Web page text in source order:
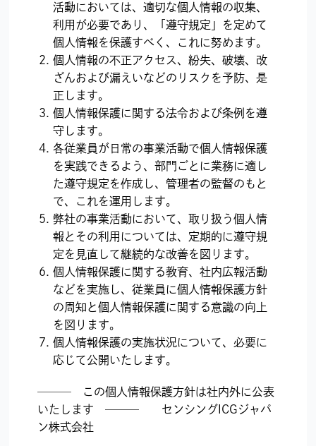
活動においては、適切な個人情報の収集、
利用が必要であり、「遵守規定」を定めて
個人情報を保護すべく、これに努めます。
個人情報の不正アクセス、紛失、破壊、改
ざんおよび漏えいなどのリスクを予防、是
正します。
個人情報保護に関する法令および条例を遵
守します。
各従業員が日常の事業活動で個人情報保護
を実践できるよう、部門ごとに業務に適し
た遵守規定を作成し、管理者の監督のもと
で、これを運用します。
弊社の事業活動において、取り扱う個人情
報とその利用については、定期的に遵守規
定を見直して継続的な改善を図ります。
個人情報保護に関する教育、社内広報活動
などを実施し、従業員に個人情報保護方針
の周知と個人情報保護に関する意識の向上
を図ります。
個人情報保護の実施状況について、必要に
応じて公開いたします。
─── この個人情報保護方針は社内外に公表
いたします ─── センシングICGジャパ
ン株式会社